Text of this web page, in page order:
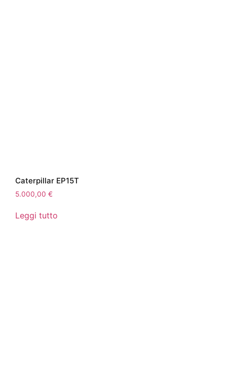
Caterpillar EP15T
5.000,00 €
Leggi tutto